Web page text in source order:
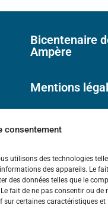
consentement
utilisons des technologies
des appareils. Le
des données telles que le
fait de ne pas consentir ou de
certaines caractéristiques et
Bicentenaire
Ampère
Mentions